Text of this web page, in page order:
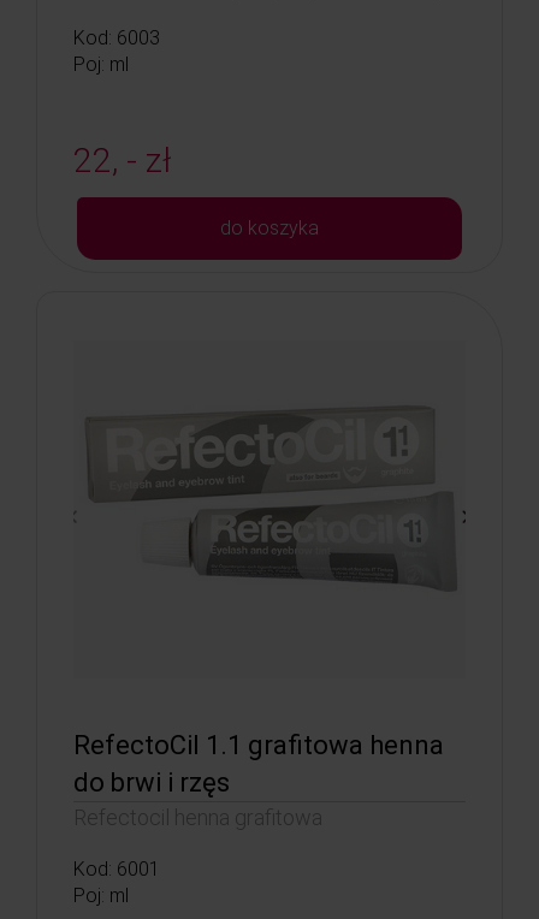
Kod: 6003
Poj: ml
22, - zł
do koszyka
RefectoCil 1.1 grafitowa henna
do brwi i rzęs
Refectocil henna grafitowa
Kod: 6001
Poj: ml